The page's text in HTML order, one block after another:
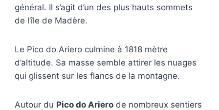
général. Il s’agit d’un des plus hauts sommets
de l’île de Madère.
Le Pico do Ariero culmine à 1818 mètre
d’altitude. Sa masse semble attirer les nuages
qui glissent sur les flancs de la montagne.
Autour du Pico do Arierode nombreux sentiers